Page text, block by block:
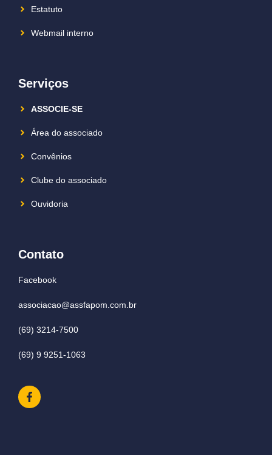
Estatuto
Webmail interno
Serviços
ASSOCIE-SE
Área do associado
Convênios
Clube do associado
Ouvidoria
Contato
Facebook
associacao@assfapom.com.br
(69) 3214-7500
(69) 9 9251-1063